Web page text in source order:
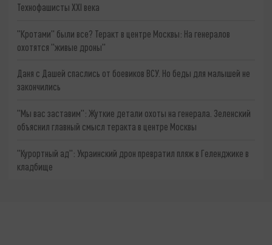
Технофашисты XXI века
"Кротами" были все? Теракт в центре Москвы: На генералов
охотятся "живые дроны"
Даня с Дашей спаслись от боевиков ВСУ. Но беды для малышей не
закончились
"Мы вас заставим": Жуткие детали охоты на генерала. Зеленский
объяснил главный смысл теракта в центре Москвы
"Курортный ад": Украинский дрон превратил пляж в Геленджике в
кладбище